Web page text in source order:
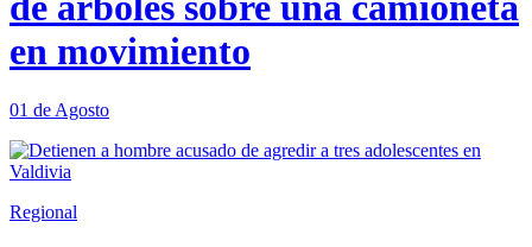
en movimiento
01 de Agosto
Regional